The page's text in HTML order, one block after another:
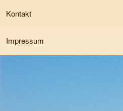
Kontakt
Impressum